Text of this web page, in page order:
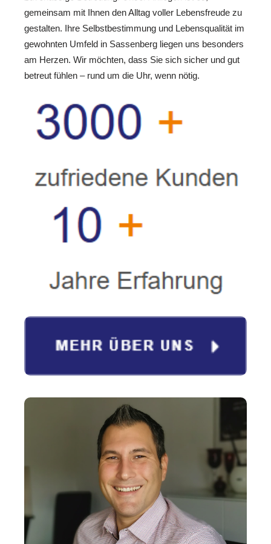
gemeinsam mit Ihnen den Alltag voller Lebensfreude zu
gestalten. Ihre Selbstbestimmung und Lebensqualität im
gewohnten Umfeld in Sassenberg liegen uns besonders
am Herzen. Wir möchten, dass Sie sich sicher und gut
betreut fühlen – rund um die Uhr, wenn nötig.